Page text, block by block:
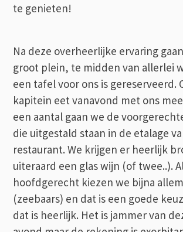
te genieten!
Na deze overheerlijke ervaring
groot plein, te midden van allerlei
een tafel voor ons is gereserveerd.
kapitein eet vanavond met ons
een aantal gaan we de
die uitgestald staan in de etalage
restaurant. We krijgen er heerlijk
uiteraard een glas wijn (of twee..).
hoofdgerecht kiezen we bijna
(zeebaars) en dat is een goede
dat is heerlijk. Het is jammer van